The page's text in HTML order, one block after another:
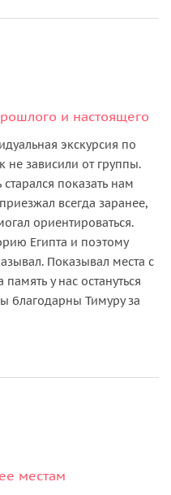
и настоящего
экскурсия по
не зависили от группы.
показать нам
всегда заранее,
ориентироваться.
Египта и поэтому
Показывал места с
у нас остануться
благодарны Тимуру за
местам